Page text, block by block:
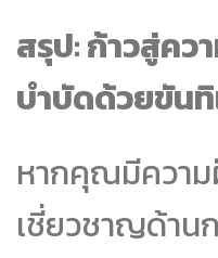
สรุป: ก้าวสู่คว
บำบัดด้วยขัน
หากคุณมีความ
เชี่ยวชาญด้าน